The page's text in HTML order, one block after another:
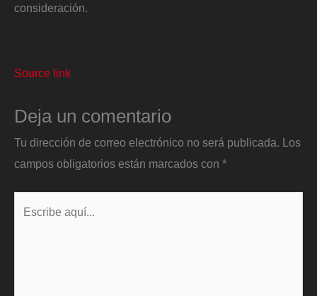
consideración.
Source link
Deja un comentario
Tu dirección de correo electrónico no será publicada. Los
campos obligatorios están marcados con *